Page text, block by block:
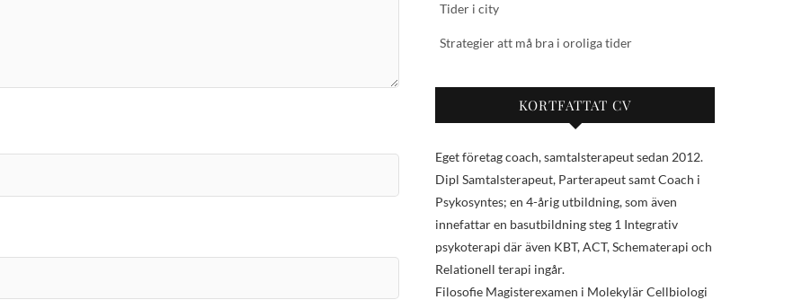
Tider i city
Strategier att må bra i oroliga tider
KORTFATTAT CV
Eget företag coach, samtalsterapeut sedan 2012.
Dipl Samtalsterapeut, Parterapeut samt Coach i
Psykosyntes; en 4-årig utbildning, som även
innefattar en basutbildning steg 1 Integrativ
psykoterapi där även KBT, ACT, Schematerapi och
Relationell terapi ingår.
Filosofie Magisterexamen i Molekylär Cellbiologi